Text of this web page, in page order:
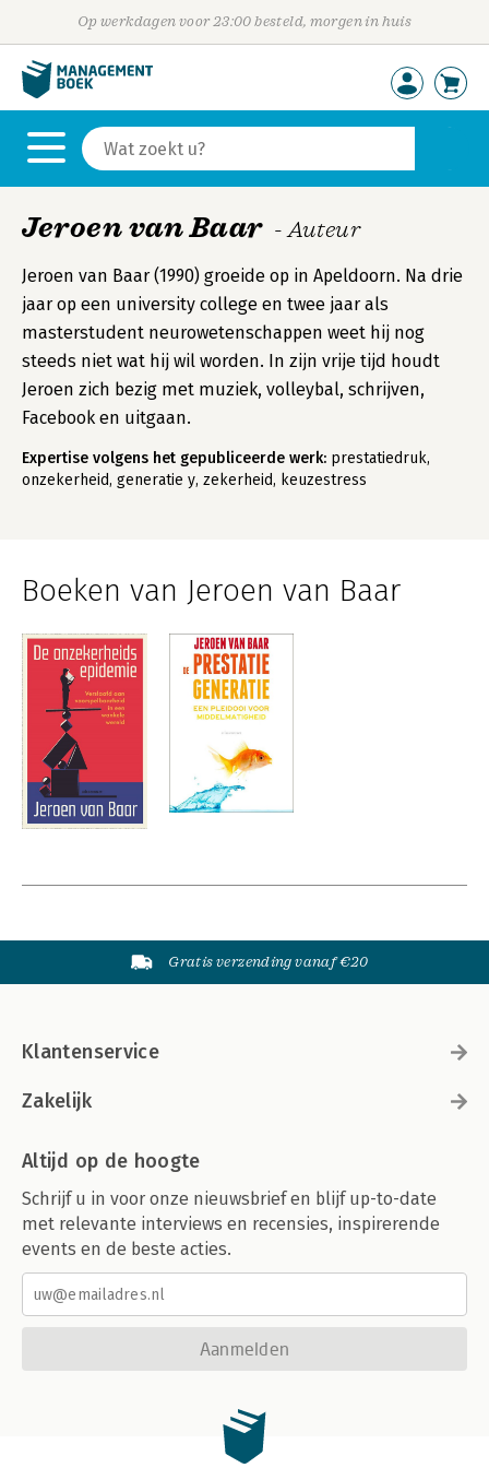
Op werkdagen voor 23:00 besteld, morgen in huis
Jeroen van Baar - Auteur
Jeroen van Baar (1990) groeide op in Apeldoorn. Na drie
jaar op een university college en twee jaar als
masterstudent neurowetenschappen weet hij nog
steeds niet wat hij wil worden. In zijn vrije tijd houdt
Jeroen zich bezig met muziek, volleybal, schrijven,
Facebook en uitgaan.
Expertise volgens het gepubliceerde werk: prestatiedruk,
onzekerheid, generatie y, zekerheid, keuzestress
Boeken van Jeroen van Baar
Gratis verzending vanaf €20
Klantenservice
Zakelijk
Altijd op de hoogte
Schrijf u in voor onze nieuwsbrief en blijf up-to-date
met relevante interviews en recensies, inspirerende
events en de beste acties.
Aanmelden